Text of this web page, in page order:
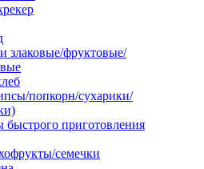
злаковые/фруктовые/
попкорн/сухарики/
быстрого приготовления
семечки